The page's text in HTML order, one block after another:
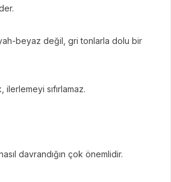
beyaz değil, gri tonlarla dolu bir
ilerlemeyi sıfırlamaz.
davrandığın çok önemlidir.